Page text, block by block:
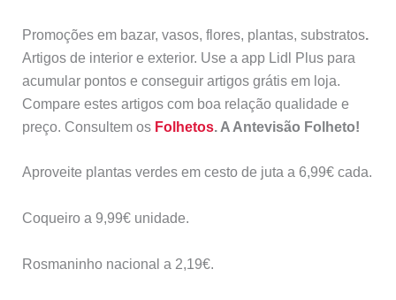
Promoções em bazar, vasos, flores, plantas, substratos.
Artigos de interior e exterior. Use a app Lidl Plus para
acumular pontos e conseguir artigos grátis em loja.
Compare estes artigos com boa relação qualidade e
preço. Consultem os Folhetos. A Antevisão Folheto!
Aproveite plantas verdes em cesto de juta a 6,99€ cada.
Coqueiro a 9,99€ unidade.
Rosmaninho nacional a 2,19€.